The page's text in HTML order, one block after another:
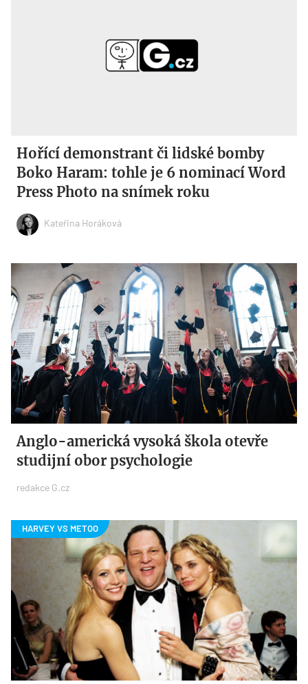
Hořící demonstrant či lidské bomby
Boko Haram: tohle je 6 nominací Word
Press Photo na snímek roku
Kateřina Horáková
Anglo-americká vysoká škola otevře
studijní obor psychologie
redakce G.cz